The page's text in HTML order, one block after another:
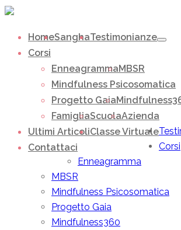
HomeSanghaTestimonianze
Corsi
EnneagrammaMBSR
Mindfulness Psicosomatica
Progetto Gaia
FamigliaScuolaAzienda
Ultimi ArticoliClasse Virtuale
Contattaci
Corsi
Enneagramma
MBSR
Mindfulness Psicosomatica
Progetto Gaia
Mindfulness360